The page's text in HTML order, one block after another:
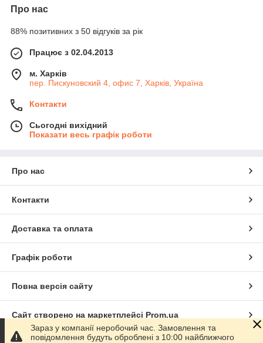
Про нас
88% позитивних з 50 відгуків за рік
Працює з 02.04.2013
м. Харків
пер. Пискуновский 4, офис 7, Харків, Україна
Контакти
Сьогодні вихідний
Показати весь графік роботи
Про нас
Контакти
Доставка та оплата
Графік роботи
Повна версія сайту
Сайт створено на маркетплейсі Prom.ua
Зараз у компанії неробочий час. Замовлення та
повідомлення будуть оброблені з 10:00 найближчого